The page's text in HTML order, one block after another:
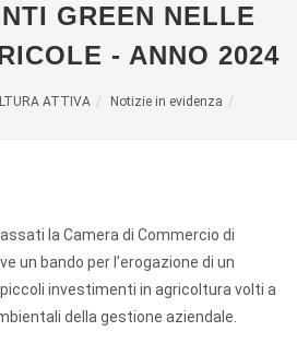
GREEN NELLE
- ANNO 2024
ATTIVA Notizie in evidenza
la Camera di Commercio di
un bando per l’erogazione di un
investimenti in agricoltura volti a
della gestione aziendale.